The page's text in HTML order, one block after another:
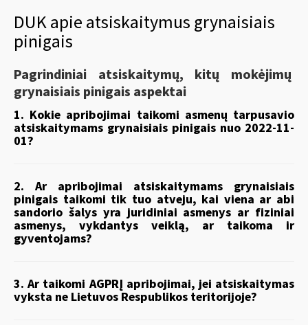
DUK apie atsiskaitymus grynaisiais
pinigais
Pagrindiniai atsiskaitymų, kitų mokėjimų
grynaisiais pinigais aspektai
1. Kokie apribojimai taikomi asmenų tarpusavio
atsiskaitymams grynaisiais pinigais nuo 2022-11-
01?
2. Ar apribojimai atsiskaitymams grynaisiais
pinigais taikomi tik tuo atveju, kai viena ar abi
sandorio šalys yra juridiniai asmenys ar fiziniai
asmenys, vykdantys veiklą, ar taikoma ir
gyventojams?
3. Ar taikomi AGPRĮ apribojimai, jei atsiskaitymas
vyksta ne Lietuvos Respublikos teritorijoje?